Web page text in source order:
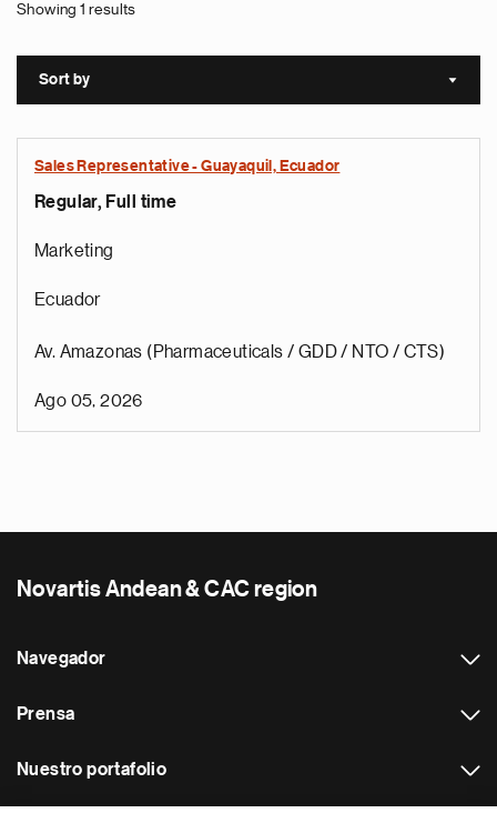
Showing 1 results
Sort by Sort
Sales Representative - Guayaquil, Ecuador
Regular, Full time
Marketing
Ecuador
Av. Amazonas (Pharmaceuticals / GDD / NTO / CTS)
Ago 05, 2026
Novartis Andean & CAC region
Navegador
Prensa
Nuestro portafolio